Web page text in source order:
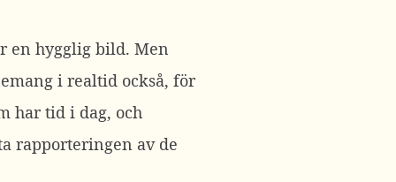
en hygglig bild. Men
i realtid också, för
har tid i dag, och
rapporteringen av de